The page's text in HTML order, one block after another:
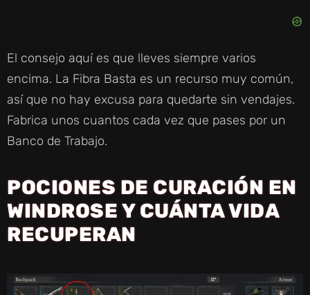
El consejo aquí es que lleves siempre varios
encima. La Fibra Basta es un recurso muy común,
así que no hay excusa para quedarte sin vendajes.
Fabrica unos cuantos cada vez que pases por un
Banco de Trabajo.
POCIONES DE CURACIÓN EN
WINDROSE Y CUÁNTA VIDA
RECUPERAN